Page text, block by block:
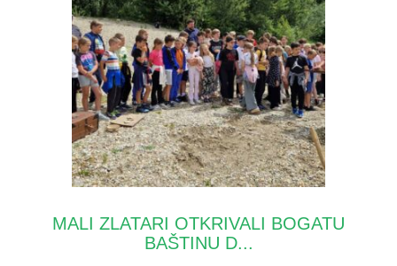
MALI ZLATARI OTKRIVALI BOGATU
BAŠTINU D...